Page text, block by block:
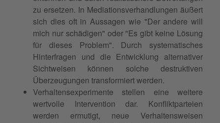
zu ersetzen. In Mediationsverhandlungen äußert
sich dies oft in Aussagen wie "Der andere will
mich nur schädigen" oder "Es gibt keine Lösung
für dieses Problem". Durch systematisches
Hinterfragen und die Entwicklung alternativer
Sichtweisen können solche destruktiven
Überzeugungen transformiert werden.
Verhaltensexperimente stellen eine weitere
wertvolle Intervention dar. Konfliktparteien
werden ermutigt, neue Verhaltensweisen